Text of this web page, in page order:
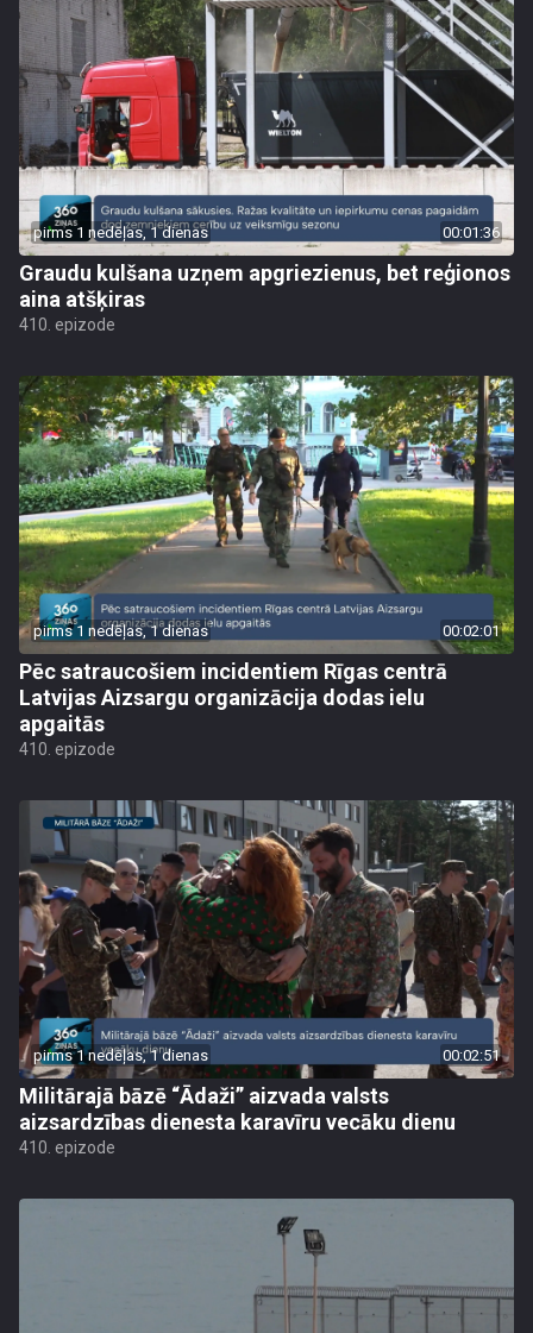
pirms 1 nedēļas, 1 dienas 00:01:36
Graudu kulšana uzņem apgriezienus, bet reģionos
aina atšķiras
410. epizode
pirms 1 nedēļas, 1 dienas 00:02:01
Pēc satraucošiem incidentiem Rīgas centrā
Latvijas Aizsargu organizācija dodas ielu
apgaitās
410. epizode
pirms 1 nedēļas, 1 dienas 00:02:51
Militārajā bāzē “Ādaži” aizvada valsts
aizsardzības dienesta karavīru vecāku dienu
410. epizode